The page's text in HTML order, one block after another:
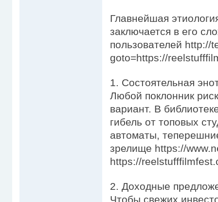
Главнейшая
заключается в его
пользователей
goto=https://
1. Состоятельная
Любой поклонник
вариант. В
гибель от топовых
автоматы,
зрелище https://
https://
2. Доходные
Чтобы свежих